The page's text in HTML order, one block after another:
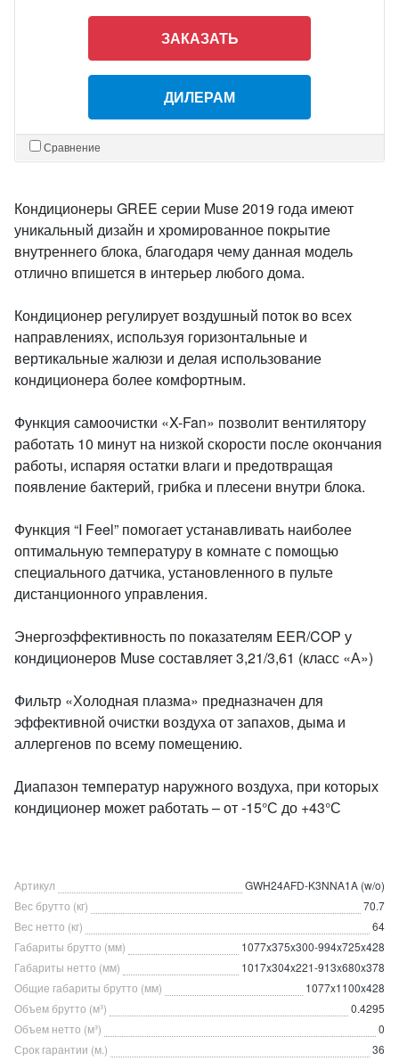
ЗАКАЗАТЬ
ДИЛЕРАМ
Сравнение
Кондиционеры GREE серии Muse 2019 года имеют
уникальный дизайн и хромированное покрытие
внутреннего блока, благодаря чему данная модель
отлично впишется в интерьер любого дома.
Кондиционер регулирует воздушный поток во всех
направлениях, используя горизонтальные и
вертикальные жалюзи и делая использование
кондиционера более комфортным.
Функция самоочистки «X-Fan» позволит вентилятору
работать 10 минут на низкой скорости после окончания
работы, испаряя остатки влаги и предотвращая
появление бактерий, грибка и плесени внутри блока.
Функция “I Feel” помогает устанавливать наиболее
оптимальную температуру в комнате с помощью
специального датчика, установленного в пульте
дистанционного управления.
Энергоэффективность по показателям EER/COP у
кондиционеров Muse составляет 3,21/3,61 (класс «А»)
Фильтр «Холодная плазма» предназначен для
эффективной очистки воздуха от запахов, дыма и
аллергенов по всему помещению.
Диапазон температур наружного воздуха, при которых
кондиционер может работать – от -15°С до +43°С
Артикул
GWH24AFD-K3NNA1A (w/o)
Вес брутто (кг)
70.7
Вес нетто (кг)
64
Габариты брутто (мм)
1077x375x300-994x725x428
Габариты нетто (мм)
1017x304x221-913x680x378
Общие габариты брутто (мм)
1077x1100x428
Объем брутто (м³)
0.4295
Объем нетто (м³)
0
Срок гарантии (м.)
36